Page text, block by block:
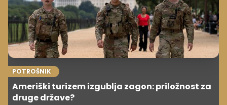
POTROŠNIK
Ameriški turizem izgublja zagon: priložnost za
druge države?